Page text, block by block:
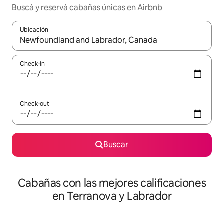
Buscá y reservá cabañas únicas en Airbnb
Ubicación
Cuando los resultados estén disponibles, navegá con las
Check-in
Check-out
Buscar
Cabañas con las mejores calificaciones
en Terranova y Labrador